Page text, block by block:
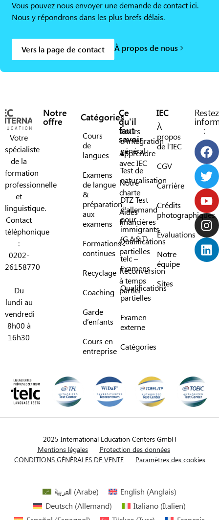
Vous pouvez nous envoyer une demande de contact ici.
Nous y répondrons dans les plus brefs délais.
Vers la page de contact À propos de nous
Votre
spécialiste
de la
formation
professionnelle
et
linguistique.
Contact
téléphonique
:
0202-
26158770
Du
lundi au
vendredi
8h00 à
16h30
Notre
offre
Cours
de
langues
Examens
de langue
&
préparation
aux
examens
Formations
continues
Recyclage
Coaching
Garde
d’enfants
Cours en
entreprise
Catégories
Cours
d’intégration
général
Test de
naturalisation
DTZ Test
d’allemand
pour
immigrants
(G.A.S.T)
telc –
Examens
Qualifications
partielles
Examen
externe
Catégories
Ce
qu'il
faut
savoir
Apprendre
avec IEC
Notre
charte
Aides
financières
Qualifications
partielles
Reconversion
à temps
partiel
IEC
À
propos
de l’IEC
CGV
Carrière
Crédits
photographiques
Évaluations
Notre
équipe
Sites
Restez
:
2025 International Education Centers GmbH
Mentions légales
Protection des données
CONDITIONS GÉNÉRALES DE VENTE
Paramètres des cookies
العربية (Arabe) English (Anglais)
Deutsch (Allemand) Italiano(Italien)